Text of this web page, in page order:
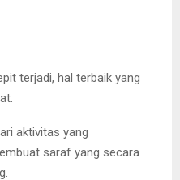
terjadi, hal terbaik yang
aktivitas yang
saraf yang secara